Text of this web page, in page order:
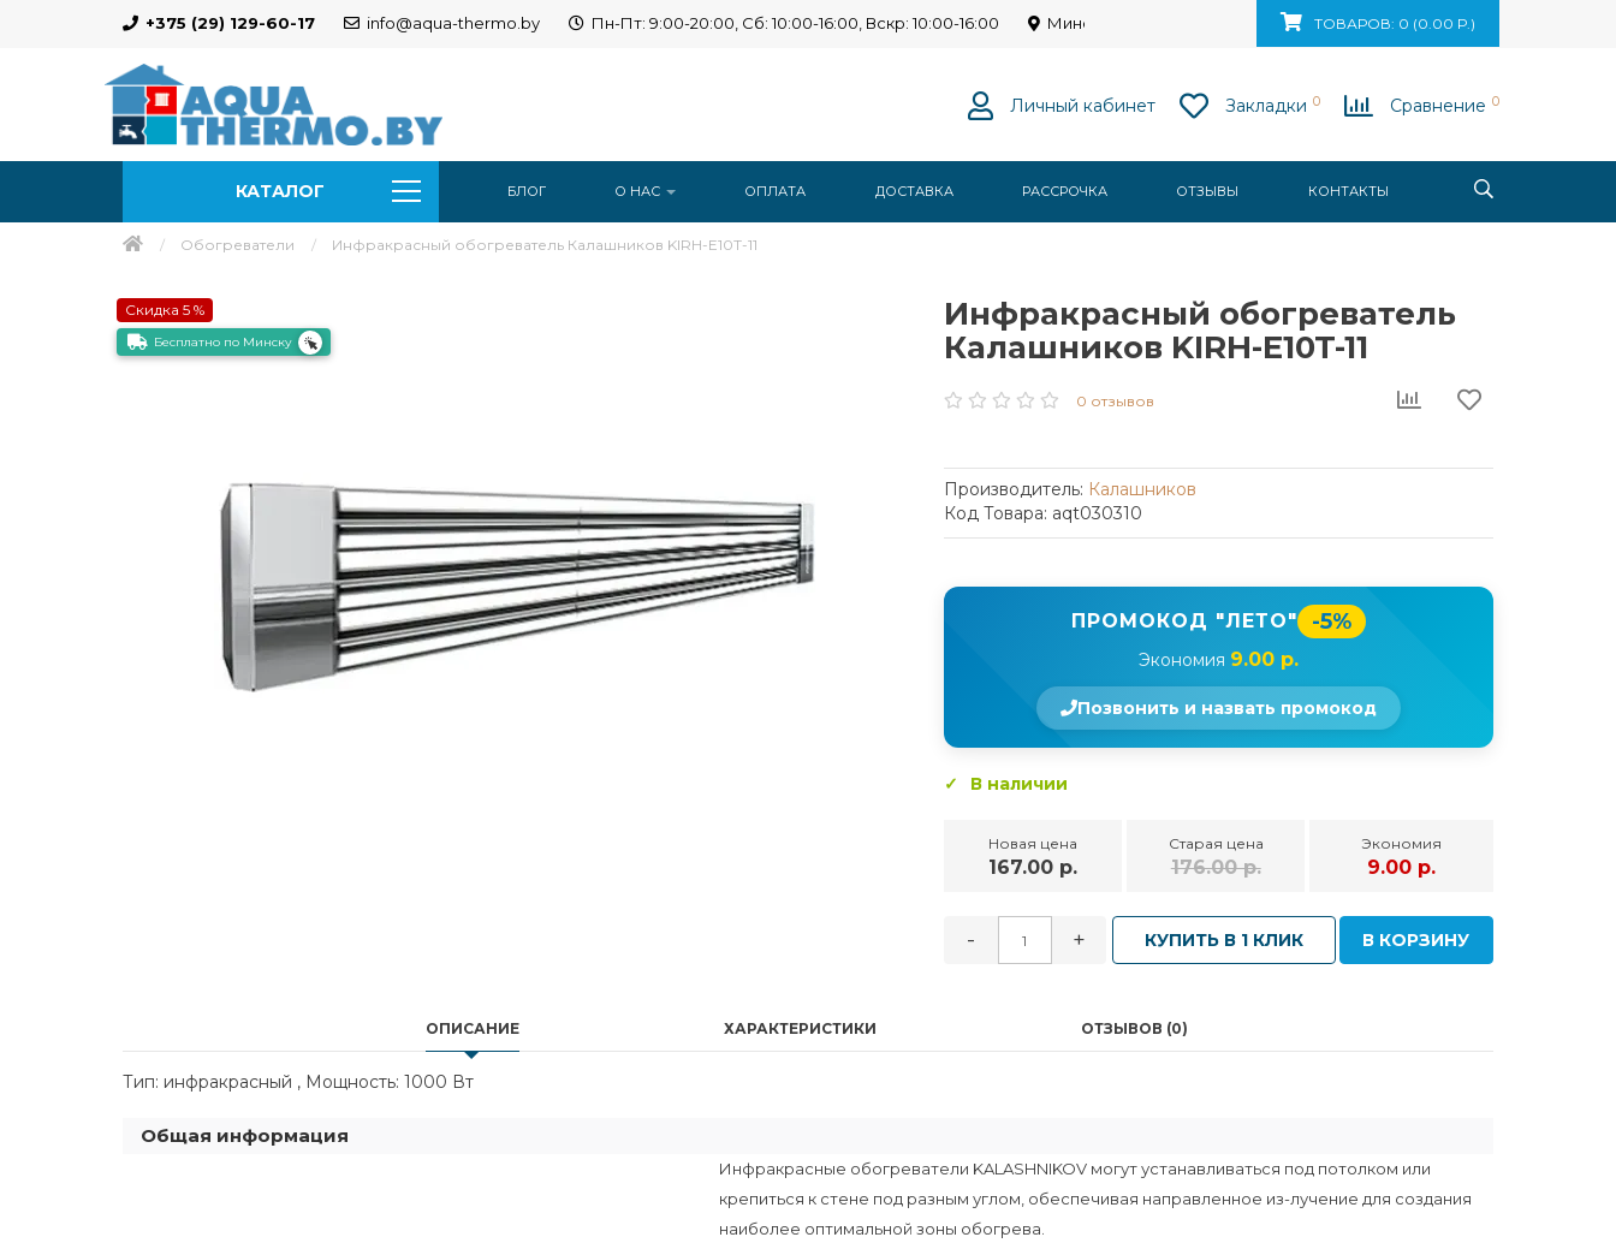
+375 (29) 129-60-17 info@aqua-thermo.by Пн-Пт: 9:00-20:00, Сб: 10:00-16:00, Вскр: 10:00-16:00 Минск, ул. Ваупшасова, д. 10, пом. 131ТОВАРОВ: 0 (0.00 Р.)
Личный кабинет Закладки 0 Сравнение 0
КАТАЛОГ БЛОГ О НАС ОПЛАТА ДОСТАВКА РАССРОЧКА ОТЗЫВЫ КОНТАКТЫ
Обогреватели Инфракрасный обогреватель Калашников KIRH-E10T-11
Скидка 5 %
Бесплатно по Минску
Инфракрасный обогреватель
Калашников KIRH-E10T-11
0 отзывов
Производитель: Калашников
Код Товара: aqt030310
ПРОМОКОД "ЛЕТО" -5%
Экономия 9.00 р.
Позвонить и назвать промокод
В наличии
Новая цена
167.00 р.
Старая цена
176.00 р.
Экономия
9.00 р.
- + КУПИТЬ В 1 КЛИК В КОРЗИНУ
ОПИСАНИЕ ХАРАКТЕРИСТИКИ ОТЗЫВОВ (0)
Тип: инфракрасный , Мощность: 1000 Вт
Общая информация
Инфракрасные обогреватели KALASHNIKOV могут устанавливаться под потолком или
крепиться к стене под разным углом, обеспечивая направленное из-лучение для создания
наиболее оптимальной зоны обогрева.